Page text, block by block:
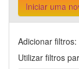
Iniciar uma
Adicionar filtros:
Utilizar filtros